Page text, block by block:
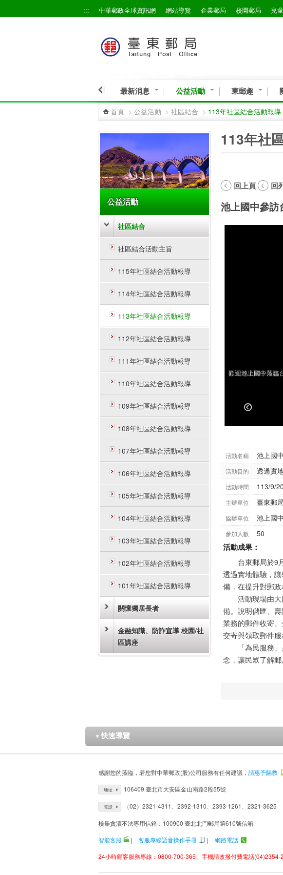
::: 中華郵政全球資訊網 網站導覽 企業郵局 校園郵局 兒
最新消息 公益活動 東郵趣
首頁 > 公益活動 > 社區結合 > 113年社區結合活動報導
公益活動
社區結合
社區結合活動主旨
115年社區結合活動報導
114年社區結合活動報導
113年社區結合活動報導
112年社區結合活動報導
111年社區結合活動報導
110年社區結合活動報導
109年社區結合活動報導
108年社區結合活動報導
107年社區結合活動報導
106年社區結合活動報導
105年社區結合活動報導
104年社區結合活動報導
103年社區結合活動報導
102年社區結合活動報導
101年社區結合活動報導
關懷獨居長者
金融知識、防詐宣導 校園/社
區講座
113年社
回上頁 回
池上國中參訪
歡迎池上國中蒞臨
介紹各項郵政業務
活動名稱 池上國
活動目的 透過實
活動時間 113/9/20
主辦單位 臺東郵局
協辦單位 池上國中
參加人數 50
活動成果：
台東郵局於9月
透過實地體驗，
備，在提升對郵政
活動現場由大
備。說明儲匯、
業務的郵件收寄
交寄與領取郵件
「為民服務」
念，讓民眾了解郵
▼ 快速導覽
感謝您的蒞臨，若您對中華郵政(股)公司服務有任何建議， 請惠予賜教
地址 106409 臺北市大安區金山南路2段55號
電話 （02）2321-4311、2392-1310、2393-1261、2321-3625
檢舉貪瀆不法專用信箱：100900 臺北北門郵局第610號信箱
智能客服
| 客服專線語音操作手冊 |
網路電話
24小時顧客服務專線：0800-700-365、手機請改撥付費電話(04)2354-